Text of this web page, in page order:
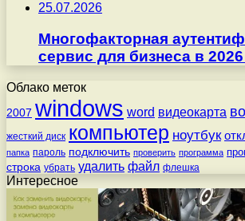
25.07.2026
Многофакторная
сервис для бизнеса в
Облако меток
2007 windows word видеокарта
жесткий диск компьютер ноутбук
папка пароль подключить проверить программа
строка убрать удалить файл флешка
Интересное